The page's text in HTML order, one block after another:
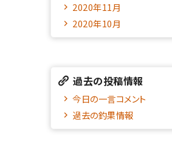
2020年11月
2020年10月
過去の投稿情報
今日の一言コメント
過去の釣果情報